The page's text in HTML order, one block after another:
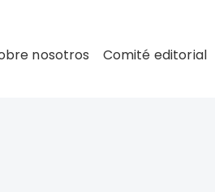
nosotros Comité editorial